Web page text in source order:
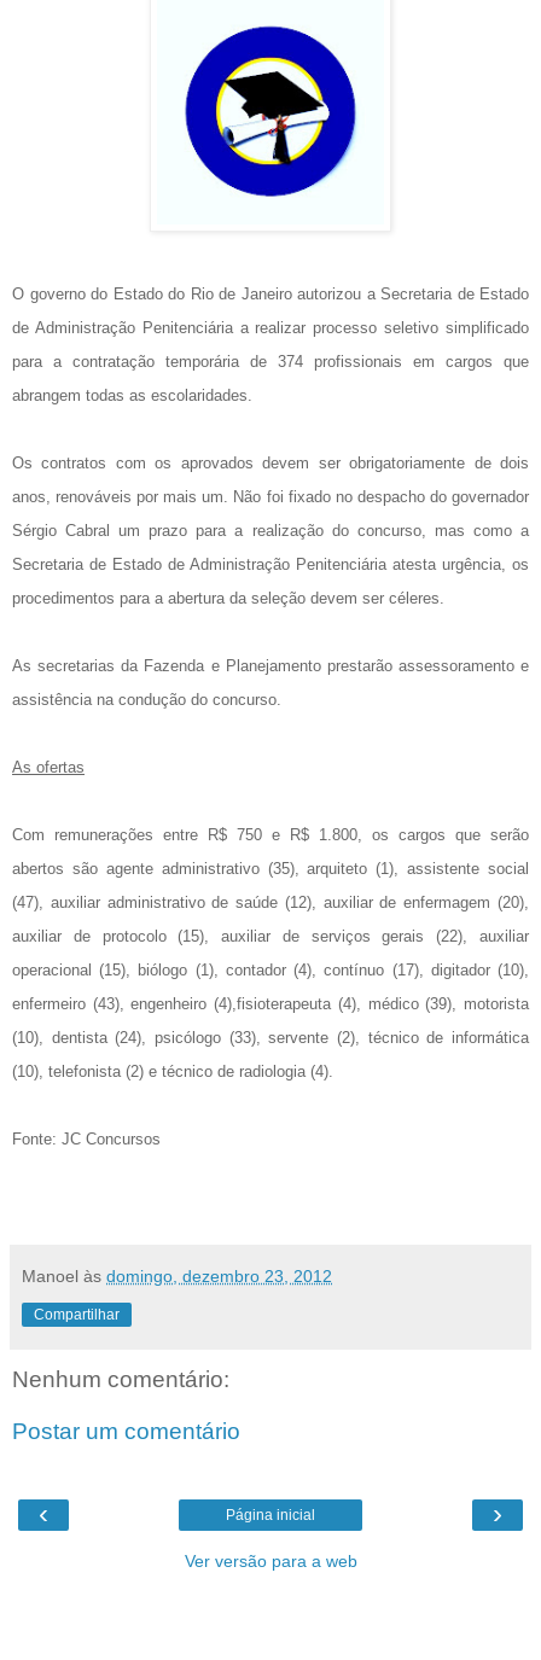
O governo do Estado do Rio de Janeiro autorizou a Secretaria de Estado
de Administração Penitenciária a realizar processo seletivo simplificado
para a contratação temporária de 374 profissionais em cargos que
abrangem todas as escolaridades.
Os contratos com os aprovados devem ser obrigatoriamente de dois
anos, renováveis por mais um. Não foi fixado no despacho do governador
Sérgio Cabral um prazo para a realização do concurso, mas como a
Secretaria de Estado de Administração Penitenciária atesta urgência, os
procedimentos para a abertura da seleção devem ser céleres.
As secretarias da Fazenda e Planejamento prestarão assessoramento e
assistência na condução do concurso.
As ofertas
Com remunerações entre R$ 750 e R$ 1.800, os cargos que serão
abertos são agente administrativo (35), arquiteto (1), assistente social
(47), auxiliar administrativo de saúde (12), auxiliar de enfermagem (20),
auxiliar de protocolo (15), auxiliar de serviços gerais (22), auxiliar
operacional (15), biólogo (1), contador (4), contínuo (17), digitador (10),
enfermeiro (43), engenheiro (4),fisioterapeuta (4), médico (39), motorista
(10), dentista (24), psicólogo (33), servente (2), técnico de informática
(10), telefonista (2) e técnico de radiologia (4).
Fonte: JC Concursos
Manoel às domingo, dezembro 23, 2012
Compartilhar
Nenhum comentário:
Postar um comentário
‹ ›
Página inicial
Ver versão para a web